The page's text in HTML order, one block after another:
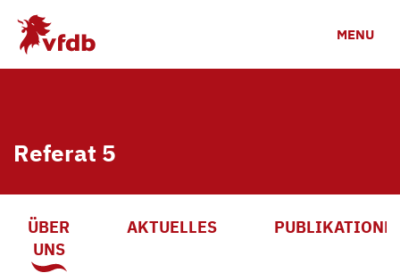
Zum Hauptinhalt
MENU
Referat 5
ÜBER
UNS
AKTUELLES